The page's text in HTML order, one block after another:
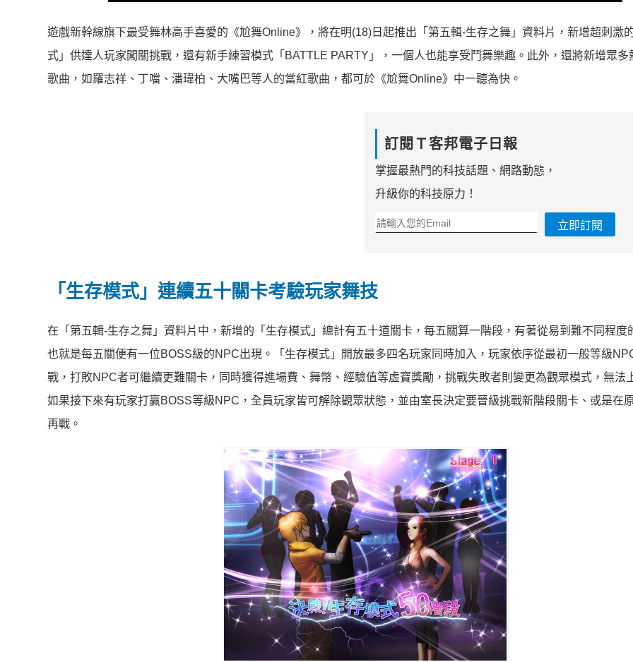
遊戲新幹線旗下最受舞林高手喜愛的《尬舞Online》，將在明(18)日起推出「第五輯-生存之舞」資料片，新增超刺激
式」供達人玩家闖關挑戰，還有新手練習模式「BATTLE PARTY」，一個人也能享受鬥舞樂趣。此外，還將新增眾多
歌曲，如羅志祥、丁噹、潘瑋柏、大嘴巴等人的當紅歌曲，都可於《尬舞Online》中一聽為快。
訂閱Ｔ客邦電子日報
掌握最熱門的科技話題、網路動態，
升級你的科技原力！
立即訂閱
「生存模式」連續五十關卡考驗玩家舞技
在「第五輯-生存之舞」資料片中，新增的「生存模式」總計有五十道關卡，每五關算一階段，有著從易到難不同程度
也就是每五關便有一位BOSS級的NPC出現。「生存模式」開放最多四名玩家同時加入，玩家依序從最初一般等級
戰，打敗NPC者可繼續更難關卡，同時獲得進場費、舞幣、經驗值等虛寶獎勵，挑戰失敗者則變更為觀眾模式，無法
如果接下來有玩家打贏BOSS等級NPC，全員玩家皆可解除觀眾狀態，並由室長決定要晉級挑戰新階段關卡、或是在
再戰。